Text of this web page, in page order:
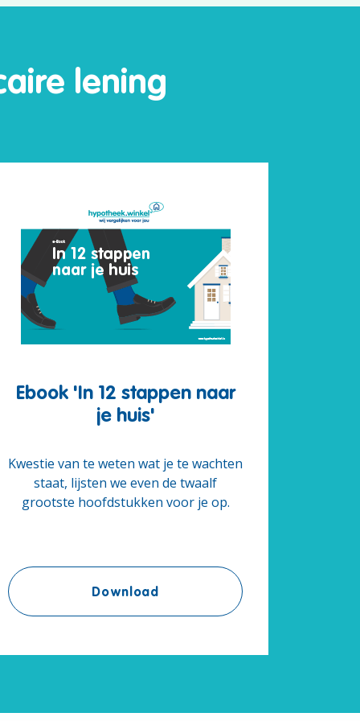
lening
bij het tekenen van een compromis'
Ebook 'In 12 stappen naar
je huis'
Kwestie van te weten wat je te wachten
staat, lijsten we even de twaalf
grootste hoofdstukken voor je op.
Download Ebook 'In 12 stappen naar je